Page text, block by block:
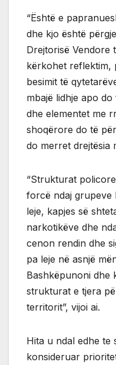
“Është e
dhe kjo është
Drejtorisë Vendore
kërkohet reflektim,
besimit të
mbajë lidhje apo
dhe elementet me
shoqërore do të
do merret drejtësia
“Strukturat
forcë ndaj grupeve
leje, kapjes së
narkotikëve dhe
cenon rendin dhe
pa leje në asnjë
Bashkëpunoni dhe
strukturat e tjera
territorit”, vijoi ai.
Hita u ndal edhe te
konsideruar